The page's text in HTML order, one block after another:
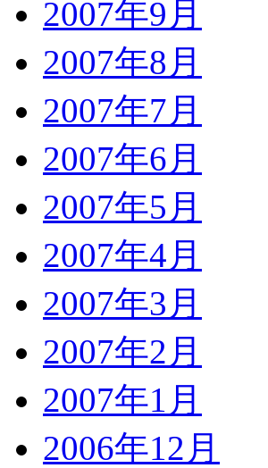
2007年9月
2007年8月
2007年7月
2007年6月
2007年5月
2007年4月
2007年3月
2007年2月
2007年1月
2006年12月